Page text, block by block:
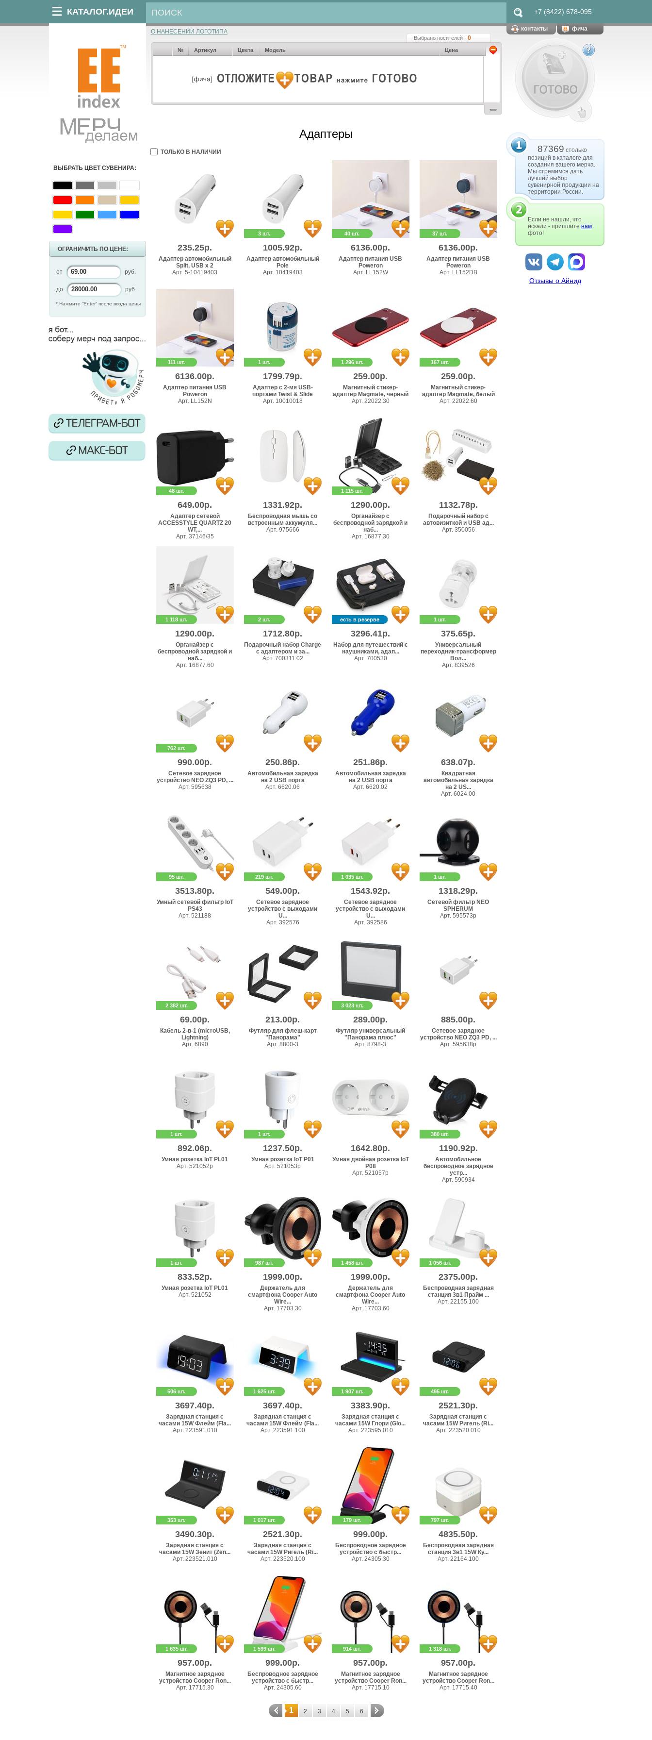
КАТАЛОГ.ИДЕИ +7 (8422) 678-095
ВЫБРАТЬ ЦВЕТ СУВЕНИРА:
ОГРАНИЧИТЬ ПО ЦЕНЕ:
от руб.
до руб.
* Нажмите “Enter” после ввода цены
О НАНЕСЕНИИ ЛОГОТИПА
Выбрано носителей - 0
№ Артикул Цвета Модель Цена
ТОЛЬКО В НАЛИЧИИ
Адаптеры
235.25р.
Адаптер автомобильный
Split, USB x 2
Арт. 5-10419403
3 шт.
1005.92р.
Адаптер автомобильный
Pole
Арт. 10419403
40 шт.
6136.00р.
Адаптер питания USB
Poweron
Арт. LL152W
37 шт.
6136.00р.
Адаптер питания USB
Poweron
Арт. LL152DB
111 шт.
6136.00р.
Адаптер питания USB
Poweron
Арт. LL152N
1 шт.
1799.79р.
Адаптер с 2-мя USB-
портами Twist & Slide
Арт. 10010018
1 296 шт.
259.00р.
Магнитный стикер-
адаптер Magmate, черный
Арт. 22022.30
167 шт.
259.00р.
Магнитный стикер-
адаптер Magmate, белый
Арт. 22022.60
48 шт.
649.00р.
Адаптер сетевой
ACCESSTYLE QUARTZ 20
WT,...
Арт. 37146/35
1331.92р.
Беспроводная мышь со
встроенным аккумуля...
Арт. 975666
1 115 шт.
1290.00р.
Органайзер с
беспроводной зарядкой и
наб...
Арт. 16877.30
1132.78р.
Подарочный набор с
автовизиткой и USB ад...
Арт. 350056
1 118 шт.
1290.00р.
Органайзер с
беспроводной зарядкой и
наб...
Арт. 16877.60
2 шт.
1712.80р.
Подарочный набор Charge
с адаптером и за...
Арт. 700311.02
есть в резерве
3296.41р.
Набор для путешествий с
наушниками, адап...
Арт. 700530
1 шт.
375.65р.
Универсальный
переходник-трансформер
Вол...
Арт. 839526
762 шт.
990.00р.
Сетевое зарядное
устройство NEO ZQ3 PD, ...
Арт. 595638
250.86р.
Автомобильная зарядка
на 2 USB порта
Арт. 6620.06
251.86р.
Автомобильная зарядка
на 2 USB порта
Арт. 6620.02
638.07р.
Квадратная
автомобильная зарядка
на 2 US...
Арт. 6024.00
95 шт.
3513.80р.
Умный сетевой фильтр IoT
PS43
Арт. 521188
219 шт.
549.00р.
Сетевое зарядное
устройство c выходами
U...
Арт. 392576
1 035 шт.
1543.92р.
Сетевое зарядное
устройство c выходами
U...
Арт. 392586
1 шт.
1318.29р.
Сетевой фильтр NEO
SPHERUM
Арт. 595573p
2 382 шт.
69.00р.
Кабель 2-в-1 (microUSB,
Lightning)
Арт. 6890
213.00р.
Футляр для флеш-карт
"Панорама"
Арт. 8800-3
3 023 шт.
289.00р.
Футляр универсальный
"Панорама плюс"
Арт. 8798-3
885.00р.
Сетевое зарядное
устройство NEO ZQ3 PD, ...
Арт. 595638p
1 шт.
892.06р.
Умная розетка IoT PL01
Арт. 521052p
1 шт.
1237.50р.
Умная розетка IoT P01
Арт. 521053p
1642.80р.
Умная двойная розетка IoT
P08
Арт. 521057p
380 шт.
1190.92р.
Автомобильное
беспроводное зарядное
устр...
Арт. 590934
1 шт.
833.52р.
Умная розетка IoT PL01
Арт. 521052
987 шт.
1999.00р.
Держатель для
смартфона Cooper Auto
Wire...
Арт. 17703.30
1 458 шт.
1999.00р.
Держатель для
смартфона Cooper Auto
Wire...
Арт. 17703.60
1 056 шт.
2375.00р.
Беспроводная зарядная
станция 3в1 Прайм ...
Арт. 22155.100
506 шт.
3697.40р.
Зарядная станция с
часами 15W Флейм (Fla...
Арт. 223591.010
1 625 шт.
3697.40р.
Зарядная станция с
часами 15W Флейм (Fla...
Арт. 223591.100
1 907 шт.
3383.90р.
Зарядная станция с
часами 15W Глори (Glo...
Арт. 223595.010
495 шт.
2521.30р.
Зарядная станция с
часами 15W Ригель (Ri...
Арт. 223520.010
353 шт.
3490.30р.
Зарядная станция с
часами 15W Зенит (Zen...
Арт. 223521.010
1 017 шт.
2521.30р.
Зарядная станция с
часами 15W Ригель (Ri...
Арт. 223520.100
179 шт.
999.00р.
Беспроводное зарядное
устройство с быстр...
Арт. 24305.30
797 шт.
4835.50р.
Беспроводная зарядная
станция 3в1 15W Ку...
Арт. 22164.100
1 635 шт.
957.00р.
Магнитное зарядное
устройство Cooper Ron...
Арт. 17715.30
1 599 шт.
999.00р.
Беспроводное зарядное
устройство с быстр...
Арт. 24305.60
914 шт.
957.00р.
Магнитное зарядное
устройство Cooper Ron...
Арт. 17715.10
1 318 шт.
957.00р.
Магнитное зарядное
устройство Cooper Ron...
Арт. 17715.40
1 2 3 4 5 6
контакты фича
87369 столько
позиций в каталоге для
создания вашего мерча.
Мы стремимся дать
лучший выбор
сувенирной продукции на
территории России.
Если не нашли, что
искали - пришлите нам
фото!
Отзывы о Айнид